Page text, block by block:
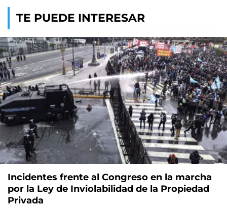
TE PUEDE INTERESAR
Incidentes frente al Congreso en la marcha
por la Ley de Inviolabilidad de la Propiedad
Privada